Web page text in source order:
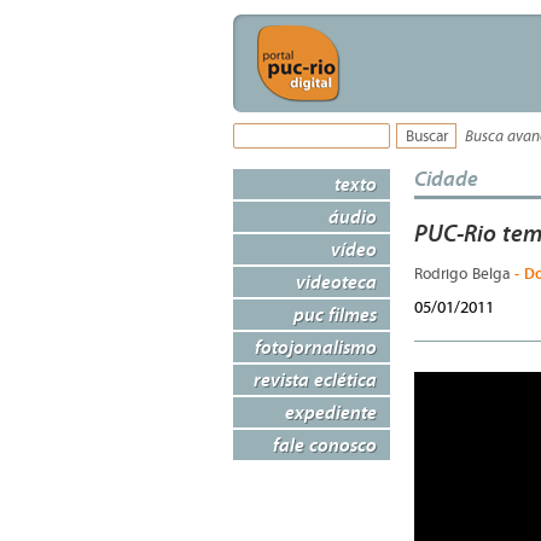
Busca
texto
áudio
vídeo
videoteca
puc filmes
fotojornalismo
revista eclética
expediente
fale conosco
Cidade
PUC-Rio
Rodrigo Belga -
05/01/2011